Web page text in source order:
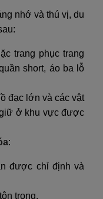
nhớ và thú vị, du
trang phục trang
short, áo ba lỗ
đạc lớn và các vật
ở khu vực được
:
được chỉ định và
trọng.